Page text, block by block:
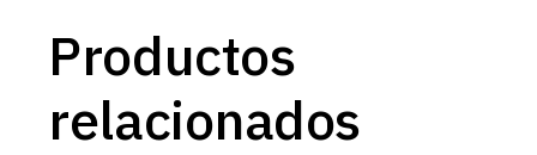
Productos
relacionados